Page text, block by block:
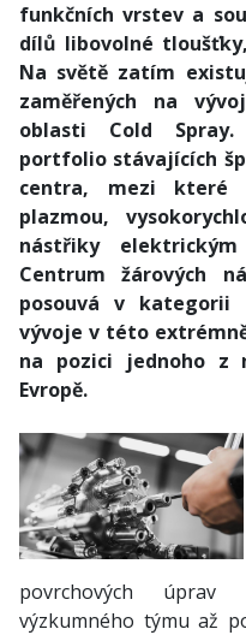
funkčních vrstev a
dílů libovolné
Na světě zatím
zaměřených na
oblasti Cold
portfolio stávajících
centra, mezi které
plazmou,
nástřiky
Centrum žárových
posouvá v kategorii
vývoje v této
na pozici jednoho z
Evropě.
povrchových úprav
výzkumného týmu až